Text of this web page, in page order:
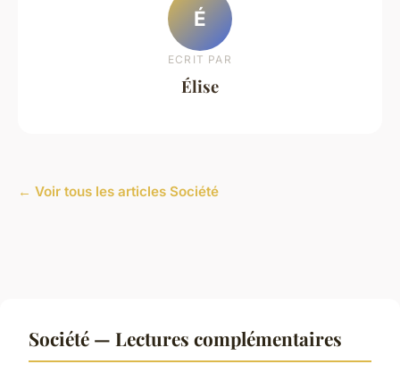
É
ECRIT PAR
Élise
← Voir tous les articles Société
Société — Lectures complémentaires